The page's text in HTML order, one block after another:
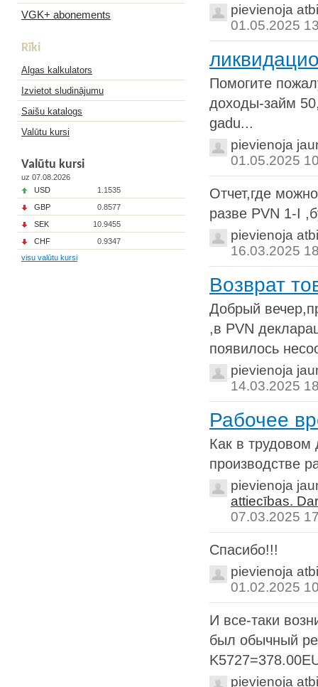
VGK+ abonements
Rīki
Algas kalkulators
Izvietot sludinājumu
Saišu katalogs
Valūtu kursi
Valūtu kursi
uz 07.08.2026
USD
1.1535
GBP
0.8577
SEK
10.9455
CHF
0.9347
visu valūtu kursi
pievienoja
01.05.2025
Помогите
доходы-займ
gadu...
pievienoja
01.05.2025
Отчет,где
разве PVN 1-I
pievienoja
16.03.2025
Возврат
Добрый
,в PVN
появилось
pievienoja
14.03.2025
Рабочее
Как в трудовом
производстве
pievienoja
attiecības.
07.03.2025
Спасибо!!!
pievienoja
01.02.2025
И все-таки
был обычный
pievienoja